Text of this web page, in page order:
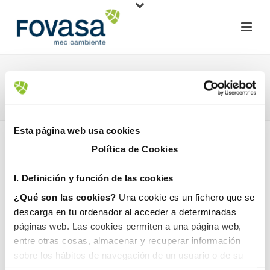
Esta página web usa cookies
Política de Cookies
I. Definición y función de las cookies
¿Qué son las cookies? Una cookie es un fichero que se
descarga en tu ordenador al acceder a determinadas
páginas web. Las cookies permiten a una página web,
entre otras cosas, almacenar y recuperar información
sobre los hábitos de navegación de un usuario o de su
LA VALL DE LAGUAR
1 julio, 2024